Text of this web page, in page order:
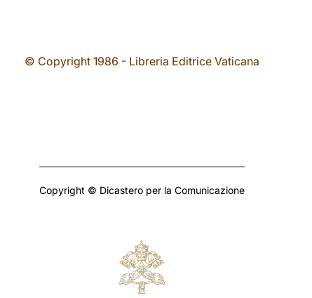
© Copyright 1986 - Libreria Editrice Vaticana
Copyright © Dicastero per la Comunicazione